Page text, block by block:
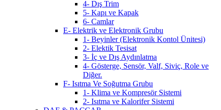
4- Dış Trim
5- Kapı ve Kapak
6- Camlar
E- Elektrik ve Elektronik Grubu
1- Beyinler (Elektronik Kontol Ünitesi)
2- Elektik Tesisat
3- İç ve Dış Aydınlatma
4- Gösterge, Sensör, Valf, Siviç, Role ve
Diğer.
F- Isıtma Ve Soğutma Grubu
1- Klima ve Kompresör Sistemi
2- Isıtma ve Kalorifer Sistemi